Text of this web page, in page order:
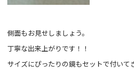
側面もお見せしましょう。
丁寧な出来上がりです！！
サイズにぴったりの鏡もセットで付いて